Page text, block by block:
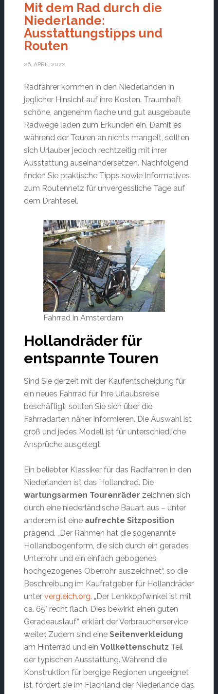
Mit dem Rad durch die
Niederlande:
Ausstattungstipps und
Routen
26. APRIL 2022
Radfahrer kommen in den Niederlanden in
jeglicher Hinsicht auf ihre Kosten. Traumhaft
schöne, angenehm flache und gut ausgebaute
Radwege laden zum Erkunden ein. Damit es
während der Touren an nichts mangelt, sollten
sich Urlauber jedoch rechtzeitig mit ihrer
Ausstattung auseinandersetzen. Nachfolgend
finden Sie praktische Tipps sowie Informatives
zum Routennetz für unvergessliche Tage auf
dem Drahtesel.
Fahrrad in Amsterdam
Hollandräder für
entspannte Touren
Sind Sie derzeit mit der Kaufentscheidung für
ein neues Fahrrad für Ihre Urlaubsreise
beschäftigt, sollten Sie sich über die
Fahrradarten näher informieren. Die Auswahl ist
groß und jedes Modell ist für unterschiedliche
Ansprüche ausgelegt.
Ein beliebter Klassiker für das Radfahren in den
Niederlanden ist das Hollandrad. Die
wartungsarmen Tourenräder zeichnen sich
durch eine niederländische Bauart aus – unter
anderem ist eine aufrechte Sitzposition
prägend. „Der Rahmen hat die sogenannte
Hollandbogenform, die sich durch ein gerades
Unterrohr und ein einfach gebogenes,
hochgezogenes Oberrohr auszeichnet“, so die
Beschreibung im Kaufratgeber für Hollandräder
unter vergleich.org. „Der Lenkkopfwinkel ist mit
ca. 65° recht flach. Dies bewirkt einen guten
Geradeauslauf“, erklärt der Verbraucherservice
weiter. Zudem sind eine Seitenverkleidung
am Hinterrad und ein Vollkettenschutz Teil
der typischen Ausstattung. Während die
Konstruktion für bergige Regionen ungeeignet
ist, fördert sie im Flachland der Niederlande das